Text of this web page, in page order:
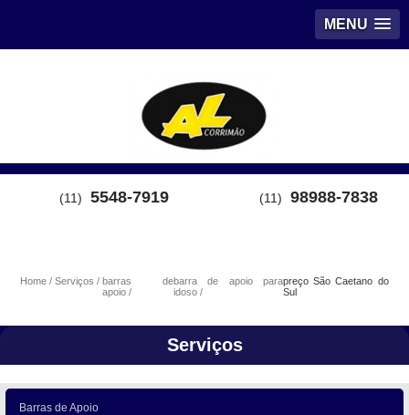
MENU
(11) 5548-7919 (11) 98988-7838
Home Serviços
barras de
apoio
barra de apoio para
idoso
preço São Caetano do
Sul
Serviços
Barras de Apoio